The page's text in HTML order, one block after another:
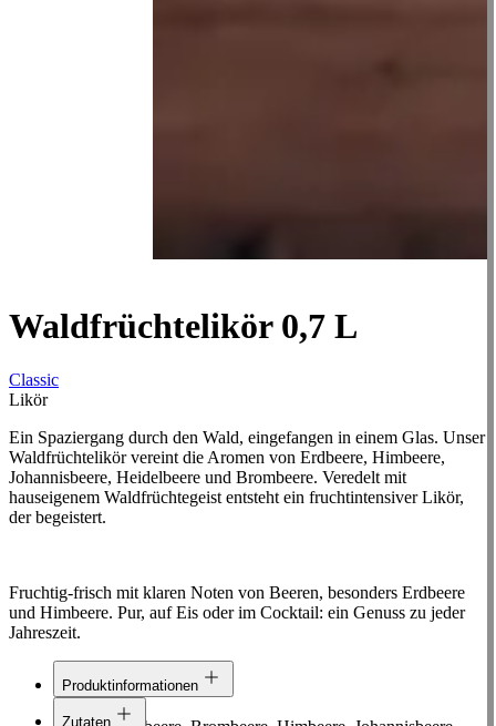
Waldfrüchtelikör 0,7 L
Classic
Likör
Ein Spaziergang durch den Wald, eingefangen in einem Glas. Unser
Waldfrüchtelikör vereint die Aromen von Erdbeere, Himbeere,
Johannisbeere, Heidelbeere und Brombeere. Veredelt mit
hauseigenem Waldfrüchtegeist entsteht ein fruchtintensiver Likör,
der begeistert.
Fruchtig-frisch mit klaren Noten von Beeren, besonders Erdbeere
und Himbeere. Pur, auf Eis oder im Cocktail: ein Genuss zu jeder
Jahreszeit.
Produktinformationen
Linie:
Classic
Zutaten